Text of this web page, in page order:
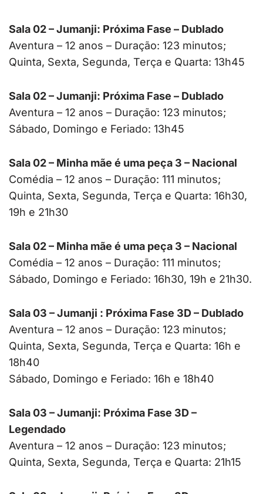
Sala 02 – Jumanji: Próxima Fase – Dublado
Aventura – 12 anos – Duração: 123 minutos;
Quinta, Sexta, Segunda, Terça e Quarta: 13h45
Sala 02 – Jumanji: Próxima Fase – Dublado
Aventura – 12 anos – Duração: 123 minutos;
Sábado, Domingo e Feriado: 13h45
Sala 02 – Minha mãe é uma peça 3 – Nacional
Comédia – 12 anos – Duração: 111 minutos;
Quinta, Sexta, Segunda, Terça e Quarta: 16h30,
19h e 21h30
Sala 02 – Minha mãe é uma peça 3 – Nacional
Comédia – 12 anos – Duração: 111 minutos;
Sábado, Domingo e Feriado: 16h30, 19h e 21h30.
Sala 03 – Jumanji : Próxima Fase 3D – Dublado
Aventura – 12 anos – Duração: 123 minutos;
Quinta, Sexta, Segunda, Terça e Quarta: 16h e
18h40
Sábado, Domingo e Feriado: 16h e 18h40
Sala 03 – Jumanji: Próxima Fase 3D –
Legendado
Aventura – 12 anos – Duração: 123 minutos;
Quinta, Sexta, Segunda, Terça e Quarta: 21h15